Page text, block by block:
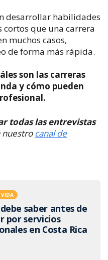
desarrollar habilidades
cortos que una carrera
muchos casos,
de forma más rápida.
son las carreras
y cómo pueden
todas las entrevistas
nuestro canal de
VIDA
saber antes de
por servicios
en Costa Rica